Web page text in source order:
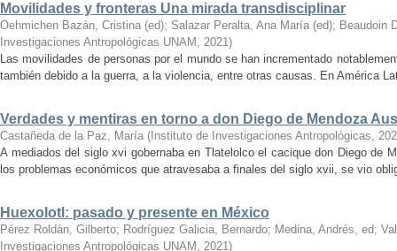
Movilidades y fronteras Una mirada transdisciplinar
Oehmichen Bazán, Cristina (ed); Salazar Peralta, Ana María (ed); Beaudoin
Investigaciones Antropológicas UNAM , 2021)
Las movilidades de personas por el mundo se han incrementado
también debido a la guerra, a la violencia, entre otras causas. En América
Verdades y mentiras en torno a don Diego de Mendoza
Castañeda de la Paz, María ( Instituto de Investigaciones Antropológicas,
A mediados del siglo xvi gobernaba en Tlatelolco el cacique don Diego de
los problemas económicos que atra­ve­sa­ba ­a ­finales ­del ­siglo xvii, se vio
Huexolotl: pasado y presente en México
Pérez Roldán, Gilberto; Rodríguez Galicia, Bernardo; Medina, Andrés, ed;
Investigaciones Antropológicas UNAM , 2021)